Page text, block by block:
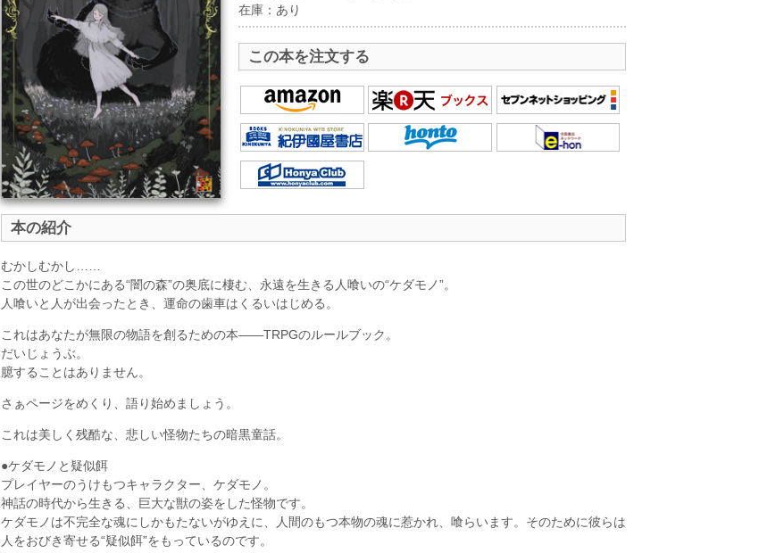
在庫：あり
この本を注文する
本の紹介
むかしむかし……
この世のどこかにある“闇の森”の奥底に棲む、永遠を生きる人喰いの“ケダモノ”。
人喰いと人が出会ったとき、運命の歯車はくるいはじめる。
これはあなたが無限の物語を創るための本――TRPGのルールブック。
だいじょうぶ。
臆することはありません。
さぁページをめくり、語り始めましょう。
これは美しく残酷な、悲しい怪物たちの暗黒童話。
●ケダモノと疑似餌
プレイヤーのうけもつキャラクター、ケダモノ。
神話の時代から生きる、巨大な獣の姿をした怪物です。
ケダモノは不完全な魂にしかもたないがゆえに、人間のもつ本物の魂に惹かれ、喰らいます。そのために彼らは
人をおびき寄せる“疑似餌”をもっているのです。